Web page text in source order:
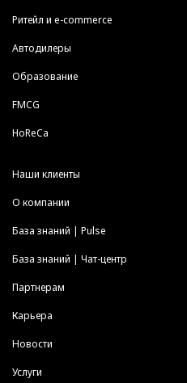
Ритейл и e-commerce
Автодилеры
Образование
FMCG
HoReCa
Наши клиенты
О компании
База знаний | Pulse
База знаний | Чат-центр
Партнерам
Карьера
Новости
Услуги